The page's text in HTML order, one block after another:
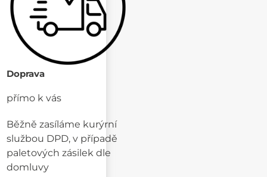
Doprava
přímo k vás
Běžně zasíláme kurýrní
službou DPD, v případě
paletových zásilek dle
domluvy